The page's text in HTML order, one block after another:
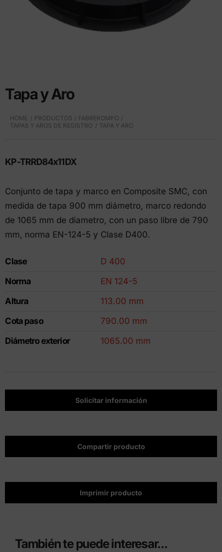
Tapa y Aro
HOME PRODUCTOS
FABREKOMPO
TAPAS Y AROS DE REGISTRO
TAPA Y ARO
KP-TRRD84x11DX
Conjunto de tapa y marco en Composite SMC, con
medida de tapa 900 mm diámetro, marco redondo
de 1065 mm de diametro, con un paso libre de 790
mm, norma EN-124-5 y Clase D400.
Clase
D 400
Norma
EN 124-5
Altura
113.00 mm
Cota paso
790.00 mm
Diámetro exterior
1065.00 mm
Solicitar información
Compartir producto
Imprimir producto
También te puede interesar...